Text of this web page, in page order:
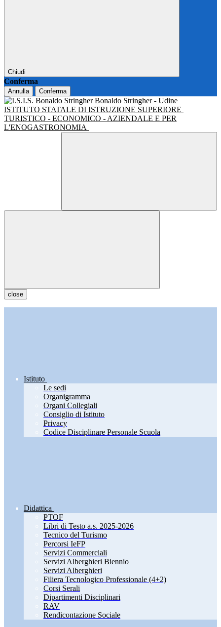
Chiudi
Conferma
Annulla Conferma
Bonaldo Stringher - Udine
ISTITUTO STATALE DI ISTRUZIONE SUPERIORE
TURISTICO - ECONOMICO - AZIENDALE E PER
L'ENOGASTRONOMIA
close
Istituto
Le sedi
Organigramma
Organi Collegiali
Consiglio di Istituto
Privacy
Codice Disciplinare Personale Scuola
Didattica
PTOF
Libri di Testo a.s. 2025-2026
Tecnico del Turismo
Percorsi IeFP
Servizi Commerciali
Servizi Alberghieri Biennio
Servizi Alberghieri
Filiera Tecnologico Professionale (4+2)
Corsi Serali
Dipartimenti Disciplinari
RAV
Rendicontazione Sociale